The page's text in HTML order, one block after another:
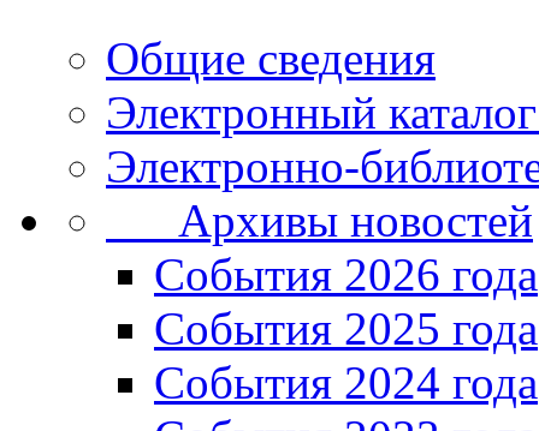
Общие сведения
Электронный
Электронно-
Архивы новостей
Cобытия 2026 года
События 2025 года
События 2024 года